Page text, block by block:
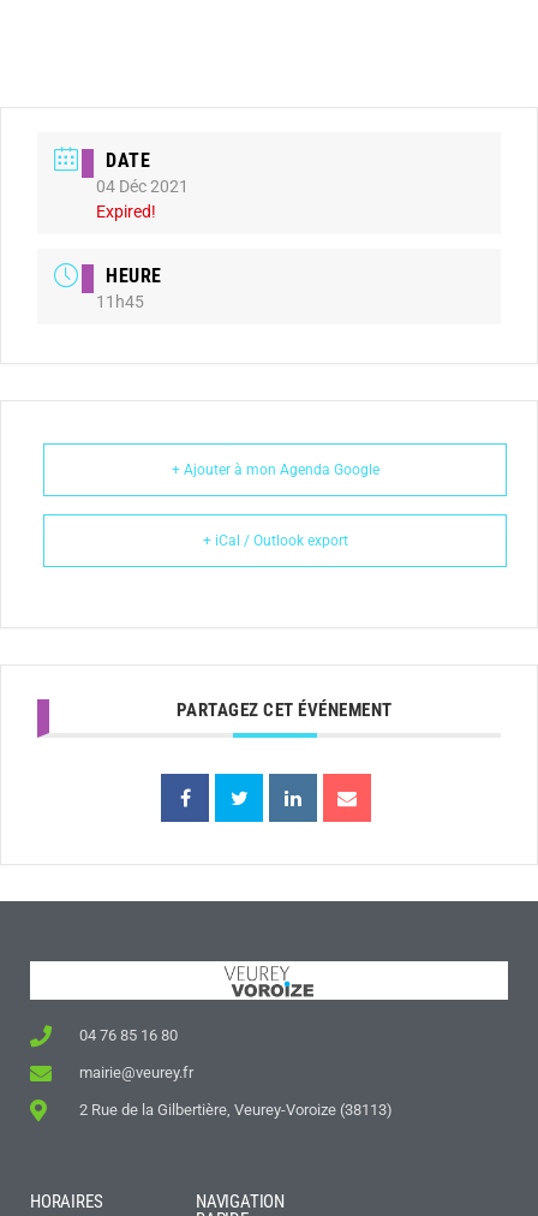
DATE
04 Déc 2021
Expired!
HEURE
11h45
+ Ajouter à mon Agenda Google
+ iCal / Outlook export
PARTAGEZ CET ÉVÉNEMENT
04 76 85 16 80
mairie@veurey.fr
2 Rue de la Gilbertière, Veurey-Voroize (38113)
HORAIRES
NAVIGATION